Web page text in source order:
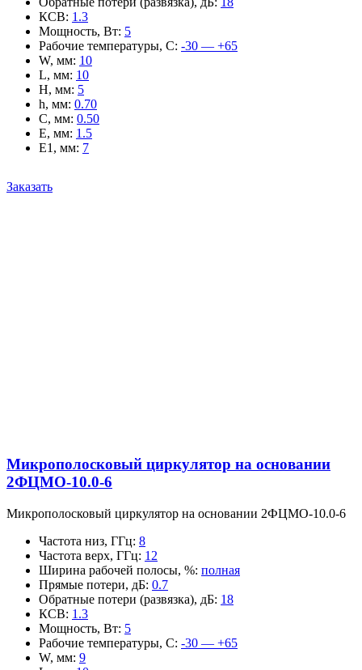
КСВ: 1.3
Мощность, Вт: 5
Рабочие температуры, С: -30 — +65
W, мм: 10
L, мм: 10
H, мм: 5
h, мм: 0.70
C, мм: 0.50
E, мм: 1.5
E1, мм: 7
Заказать
Микрополосковый циркулятор на основании
2ФЦМО-10.0-6
Микрополосковый циркулятор на основании 2ФЦМО-10.0-6
Частота низ, ГГц: 8
Частота верх, ГГц: 12
Ширина рабочей полосы, %: полная
Прямые потери, дБ: 0.7
Обратные потери (развязка), дБ: 18
КСВ: 1.3
Мощность, Вт: 5
Рабочие температуры, С: -30 — +65
W, мм: 9